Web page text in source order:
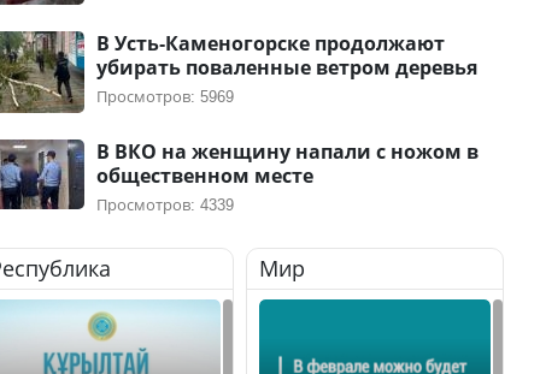
В Усть-Каменогорске продолжают
убирать поваленные ветром деревья
Просмотров: 5969
В ВКО на женщину напали с ножом в
общественном месте
Просмотров: 4339
Мир